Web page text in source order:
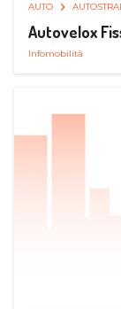
AUTO
Autovelox
Infomobilità